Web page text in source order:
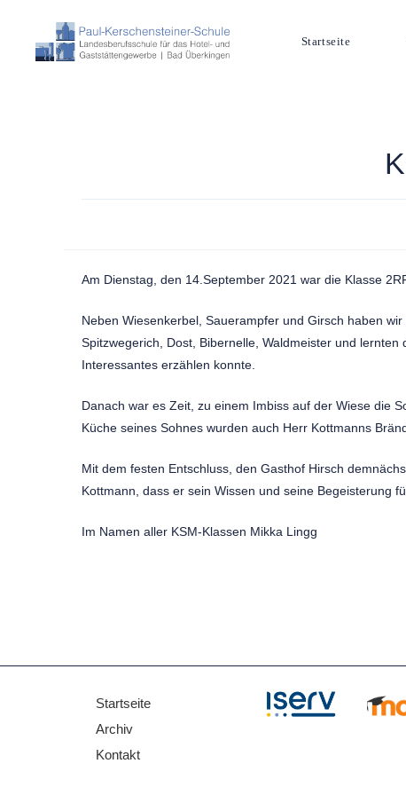
Startseite
Am Dienstag, den 14.September 2021 war die Klasse
Neben Wiesenkerbel, Sauerampfer und Girsch haben
Spitzwegerich, Dost, Bibernelle, Waldmeister und
Interessantes erzählen konnte.
Danach war es Zeit, zu einem Imbiss auf der Wiese die
Küche seines Sohnes wurden auch Herr Kottmanns
Mit dem festen Entschluss, den Gasthof Hirsch
Kottmann, dass er sein Wissen und seine Begeisterung
Im Namen aller KSM-Klassen Mikka Lingg
Startseite
Archiv
Kontakt
Direkt zu: